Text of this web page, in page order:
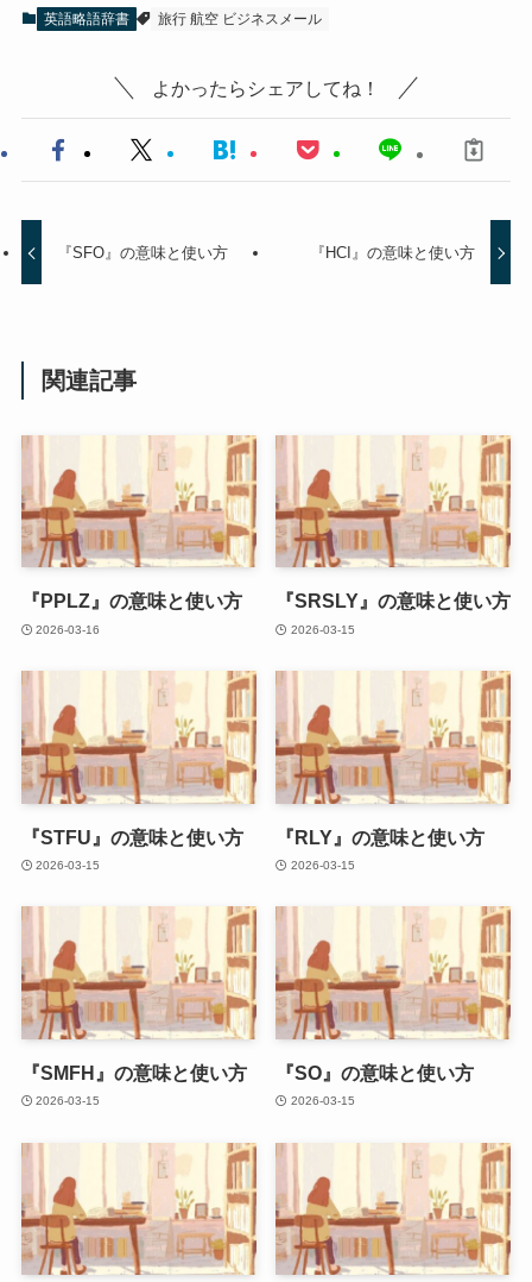
英語略語辞書 旅行 航空 ビジネスメール
よかったらシェアしてね！
『SFO』の意味と使い方 『HCI』の意味と使い方
関連記事
『PPLZ』の意味と使い方
2026-03-16
『SRSLY』の意味と使い方
2026-03-15
『STFU』の意味と使い方
2026-03-15
『RLY』の意味と使い方
2026-03-15
『SMFH』の意味と使い方
2026-03-15
『SO』の意味と使い方
2026-03-15